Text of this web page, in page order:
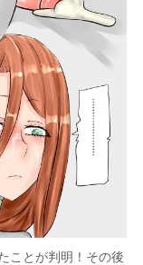
ことが判明！その後